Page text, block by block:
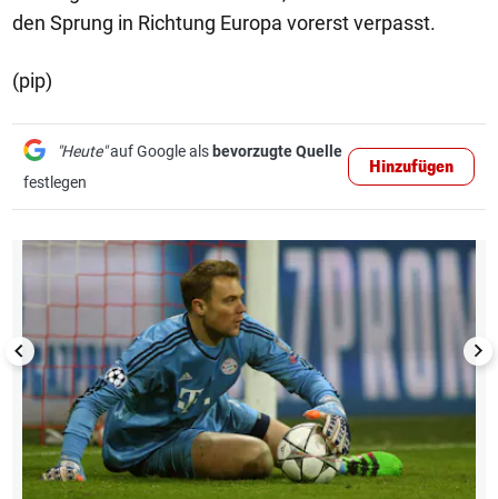
den Sprung in Richtung Europa vorerst verpasst.
(pip)
"Heute"auf Google als bevorzugte Quelle
festlegen
Hinzufügen
1/12